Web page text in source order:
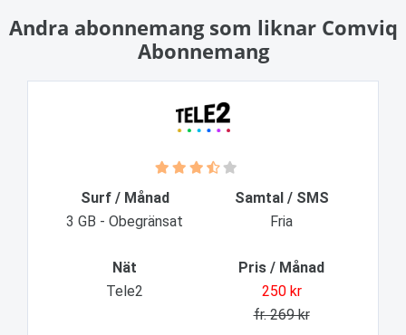
Andra abonnemang som liknar Comviq
Abonnemang
Surf / Månad
3 GB - Obegränsat
Samtal / SMS
Fria
Nät
Tele2
Pris / Månad
250 kr
fr. 269 kr